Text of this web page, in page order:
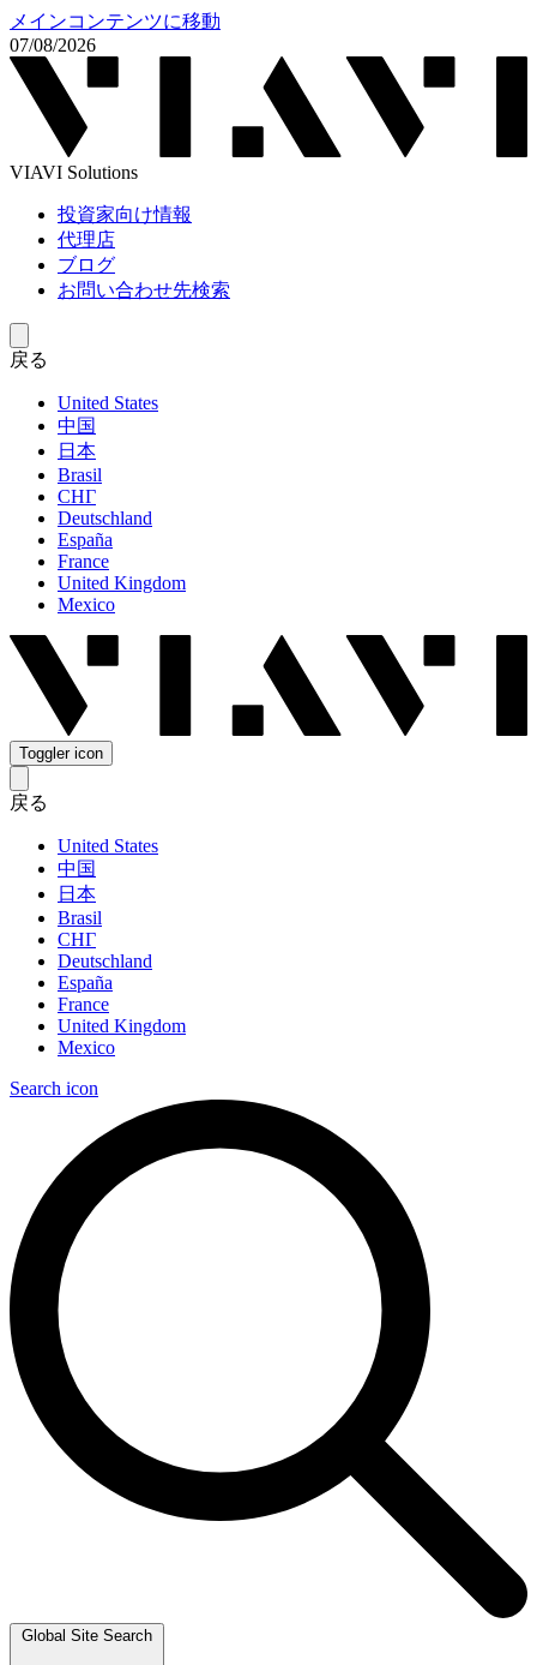
メインコンテンツに移動
07/08/2026
VIAVI Solutions
投資家向け情報
代理店
ブログ
お問い合わせ先検索
戻る
United States
中国
日本
Brasil
СНГ
Deutschland
España
France
United Kingdom
Mexico
Toggler icon
戻る
United States
中国
日本
Brasil
СНГ
Deutschland
España
France
United Kingdom
Mexico
Search icon
Global Site Search